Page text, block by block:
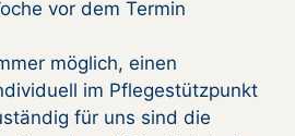
vor dem Termin
möglich, einen
im Pflegestützpunkt
für uns sind die